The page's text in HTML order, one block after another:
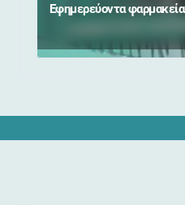
Εφημερεύοντα